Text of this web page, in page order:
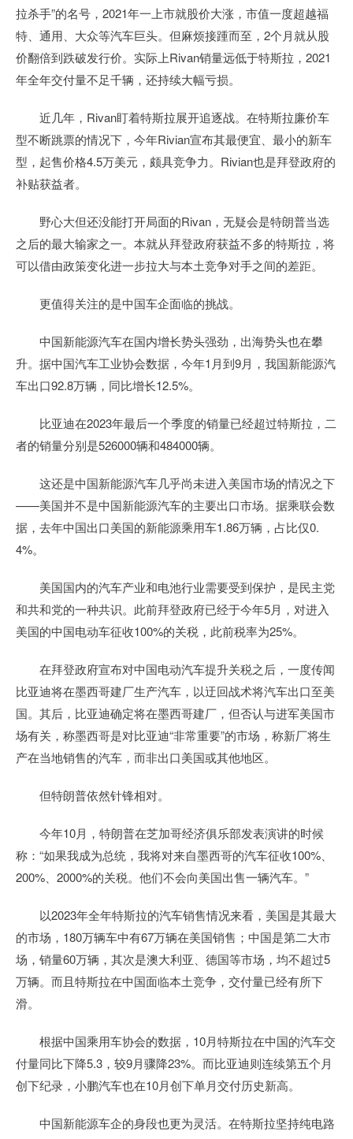
拉杀手”的名号，2021年一上市就股价大涨，市值一度超越福
特、通用、大众等汽车巨头。但麻烦接踵而至，2个月就从股
价翻倍到跌破发行价。实际上Rivan销量远低于特斯拉，2021
年全年交付量不足千辆，还持续大幅亏损。
近几年，Rivan盯着特斯拉展开追逐战。在特斯拉廉价车
型不断跳票的情况下，今年Rivian宣布其最便宜、最小的新车
型，起售价格4.5万美元，颇具竞争力。Rivian也是拜登政府的
补贴获益者。
野心大但还没能打开局面的Rivan，无疑会是特朗普当选
之后的最大输家之一。本就从拜登政府获益不多的特斯拉，将
可以借由政策变化进一步拉大与本土竞争对手之间的差距。
更值得关注的是中国车企面临的挑战。
中国新能源汽车在国内增长势头强劲，出海势头也在攀
升。据中国汽车工业协会数据，今年1月到9月，我国新能源汽
车出口92.8万辆，同比增长12.5%。
比亚迪在2023年最后一个季度的销量已经超过特斯拉，二
者的销量分别是526000辆和484000辆。
这还是中国新能源汽车几乎尚未进入美国市场的情况之下
——美国并不是中国新能源汽车的主要出口市场。据乘联会数
据，去年中国出口美国的新能源乘用车1.86万辆，占比仅0.
4%。
美国国内的汽车产业和电池行业需要受到保护，是民主党
和共和党的一种共识。此前拜登政府已经于今年5月，对进入
美国的中国电动车征收100%的关税，此前税率为25%。
在拜登政府宣布对中国电动汽车提升关税之后，一度传闻
比亚迪将在墨西哥建厂生产汽车，以迂回战术将汽车出口至美
国。其后，比亚迪确定将在墨西哥建厂，但否认与进军美国市
场有关，称墨西哥是对比亚迪“非常重要”的市场，称新厂将生
产在当地销售的汽车，而非出口美国或其他地区。
但特朗普依然针锋相对。
今年10月，特朗普在芝加哥经济俱乐部发表演讲的时候
称：“如果我成为总统，我将对来自墨西哥的汽车征收100%、
200%、2000%的关税。他们不会向美国出售一辆汽车。”
以2023年全年特斯拉的汽车销售情况来看，美国是其最大
的市场，180万辆车中有67万辆在美国销售；中国是第二大市
场，销量60万辆，其次是澳大利亚、德国等市场，均不超过5
万辆。而且特斯拉在中国面临本土竞争，交付量已经有所下
滑。
根据中国乘用车协会的数据，10月特斯拉在中国的汽车交
付量同比下降5.3，较9月骤降23%。而比亚迪则连续第五个月
创下纪录，小鹏汽车也在10月创下单月交付历史新高。
中国新能源车企的身段也更为灵活。在特斯拉坚持纯电路